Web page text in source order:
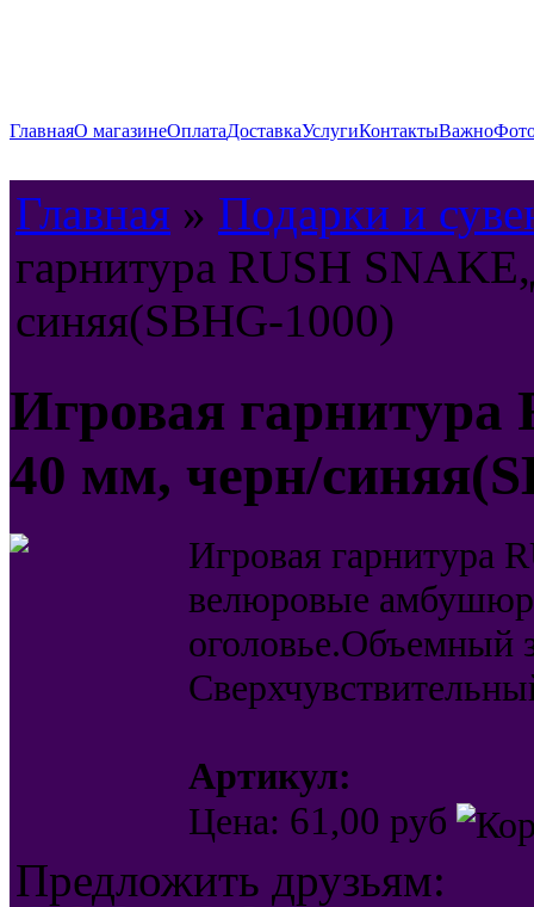
ГлавнаяО магазинеОплатаДоставкаУслугиКонтактыВажно
Главная » Подарки и
гарнитура RUSH
синяя(SBHG-1000)
Игровая
40 мм, черн/
Игровая гарнитура
велюровые
оголовье.Объемный
Артикул:
Цена: 61,00 руб
Предложить друзьям: